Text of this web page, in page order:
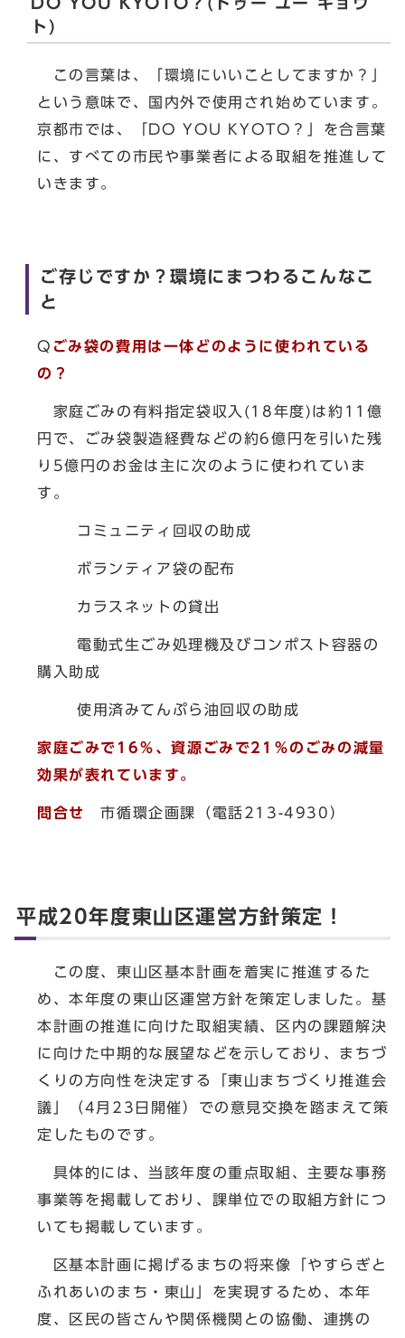
DO YOU KYOTO？(ドゥー ユー キョウ
ト)
この言葉は、「環境にいいことしてますか？」
という意味で、国内外で使用され始めています。
京都市では、「DO YOU KYOTO？」を合言葉
に、すべての市民や事業者による取組を推進して
いきます。
ご存じですか？環境にまつわるこんなこ
と
Q ごみ袋の費用は一体どのように使われている
の？
家庭ごみの有料指定袋収入(18年度)は約11億
円で、ごみ袋製造経費などの約6億円を引いた残
り5億円のお金は主に次のように使われていま
す。
コミュニティ回収の助成
ボランティア袋の配布
カラスネットの貸出
電動式生ごみ処理機及びコンポスト容器の
購入助成
使用済みてんぷら油回収の助成
家庭ごみで16％、資源ごみで21％のごみの減量
効果が表れています。
問合せ 市循環企画課（電話213-4930）
平成20年度東山区運営方針策定！
この度、東山区基本計画を着実に推進するた
め、本年度の東山区運営方針を策定しました。基
本計画の推進に向けた取組実績、区内の課題解決
に向けた中期的な展望などを示しており、まちづ
くりの方向性を決定する「東山まちづくり推進会
議」（4月23日開催）での意見交換を踏まえて策
定したものです。
具体的には、当該年度の重点取組、主要な事務
事業等を掲載しており、課単位での取組方針につ
いても掲載しています。
区基本計画に掲げるまちの将来像「やすらぎと
ふれあいのまち・東山」を実現するため、本年
度、区民の皆さんや関係機関との協働、連携の